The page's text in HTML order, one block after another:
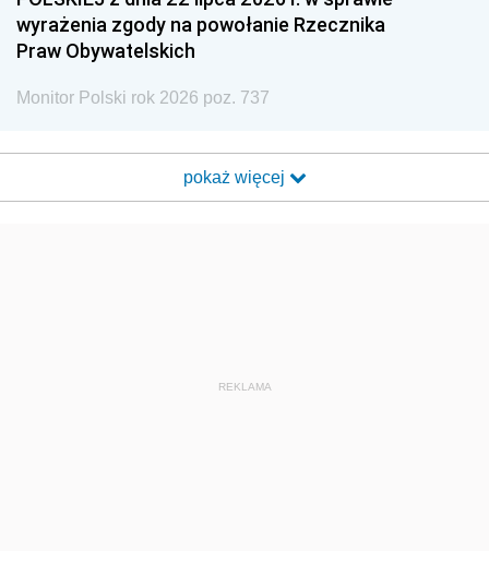
wyrażenia zgody na powołanie Rzecznika
Praw Obywatelskich
Monitor Polski rok 2026 poz. 737
pokaż więcej
REKLAMA